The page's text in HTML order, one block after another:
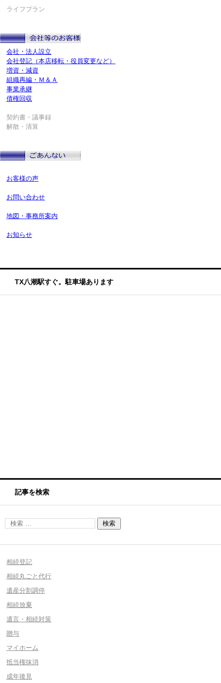
ライフプラン
会社・法人設立
会社登記（本店移転・役員変更など）
増資・減資
組織再編・Ｍ＆Ａ
事業承継
債権回収
契約書・議事録
解散・清算
お客様の声
お問い合わせ
地図・事務所案内
お知らせ
TX八潮駅すぐ。駐車場あります
記事を検索
相続登記
相続丸ごと代行
遺産分割調停
相続放棄
遺言・相続対策
贈与
マイホーム
抵当権抹消
成年後見